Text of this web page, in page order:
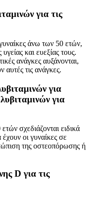
για τις
γυναίκες άνω των 50 ετών,
και ευεξίας τους.
ανάγκες αυξάνονται,
αυτές τις ανάγκες.
για
για
σχεδιάζονται ειδικά
έχουν οι γυναίκες σε
της οστεοπόρωσης ή
D για τις